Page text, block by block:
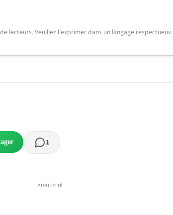
lecteurs. Veuillez l'exprimer dans un langage respectueux.
1